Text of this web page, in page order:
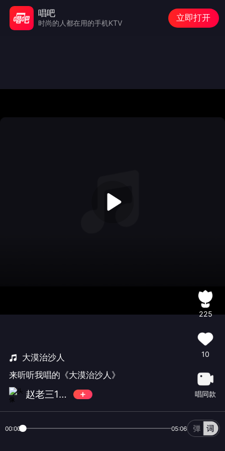
大漠治沙人
来听听我唱的《大漠治沙人》
赵老三12138
225
10
唱同款
00:00 05:06
唱吧
时尚的人都在用的手机KTV
立即打开